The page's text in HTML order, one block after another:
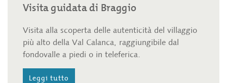
Visita guidata di Braggio
Visita alla scoperta delle autenticità del villaggio
più alto della Val Calanca, raggiungibile dal
fondovalle a piedi o in teleferica.
Leggi tutto